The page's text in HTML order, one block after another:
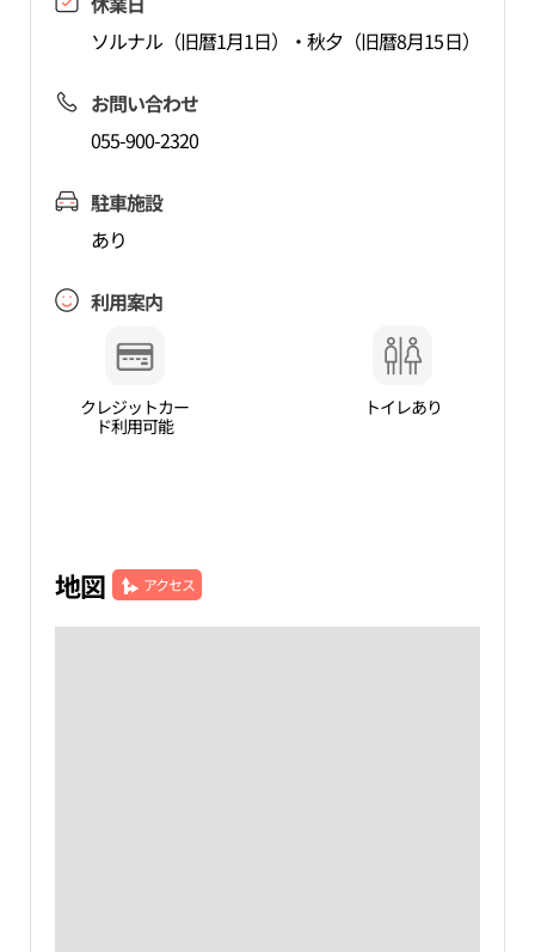
ソルナル（旧暦1月1日）・秋夕（旧暦8月15日）
お問い合わせ
055-900-2320
駐車施設
あり
利用案内
クレジットカー
ド利用可能
トイレあり
地図 アクセス